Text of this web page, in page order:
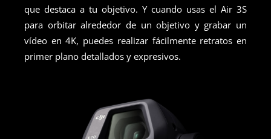
que destaca a tu objetivo. Y cuando usas el Air 3S
para orbitar alrededor de un objetivo y grabar un
vídeo en 4K, puedes realizar fácilmente retratos en
primer plano detallados y expresivos.